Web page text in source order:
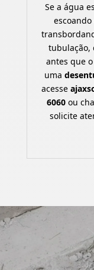
Se a água
tubulação,
antes que
uma
acesse
6060 ou
solicite